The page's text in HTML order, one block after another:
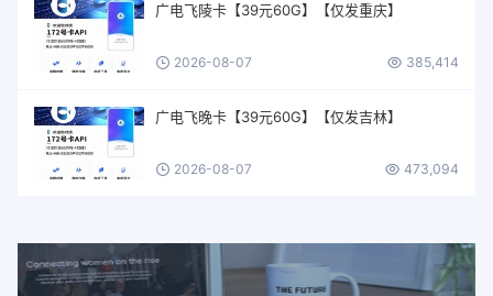
广电飞陵卡【39元60G】【仅发重庆】
2026-08-07 385,414
广电飞晚卡【39元60G】【仅发吉林】
2026-08-07 473,094